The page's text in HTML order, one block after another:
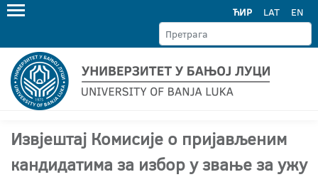
ЋИР LAT EN
Извјештај Комисије о пријављеним
кандидатима за избор у звање за ужу